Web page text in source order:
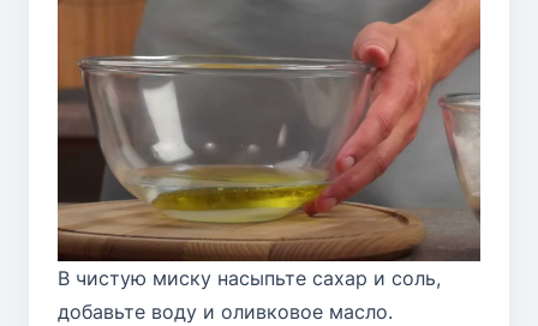
В чистую миску насыпьте сахар и соль,
добавьте воду и оливковое масло.